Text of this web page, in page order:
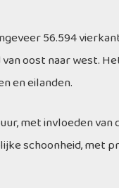
56.594
oost naar west.
en eilanden.
met invloeden van
schoonheid, met